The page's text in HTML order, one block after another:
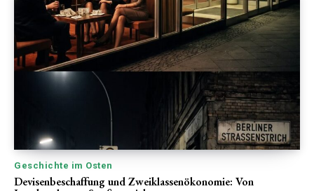
Geschichte im Osten
Devisenbeschaffung und Zweiklassenökonomie: Von